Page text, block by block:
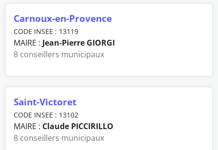
Carnoux-en-Provence
CODE INSEE : 13119
MAIRE : Jean-Pierre GIORGI
8 conseillers municipaux
Saint-Victoret
CODE INSEE : 13102
MAIRE : Claude PICCIRILLO
8 conseillers municipaux